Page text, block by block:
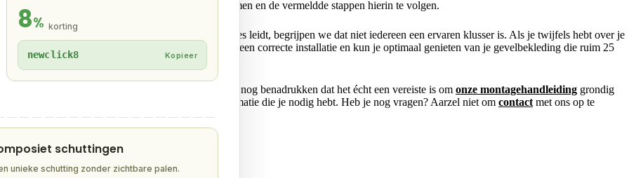
8% korting
newclick8 Kopieer
schuttingen
unieke schutting zonder zichtbare palen.
altijd goed
door te nemen en de vermeldde stappen hierin te volgen.
je stap voor stap door het proces leidt, begrijpen we dat niet iedereen een ervaren klusser is. Als je twijfels hebt over je
in te schakelen. Op die manier ben je verzekerd van een correcte installatie en kun je optimaal genieten van je gevelbekleding die ruim 25
van onze buitenpanelen. We willen echter wel nog benadrukken dat het écht een vereiste is om onze montagehandleiding grondig
zal je voorzien van alle gedetailleerde informatie die je nodig hebt. Heb je nog vragen? Aarzel niet om contact met ons op te
gevel!